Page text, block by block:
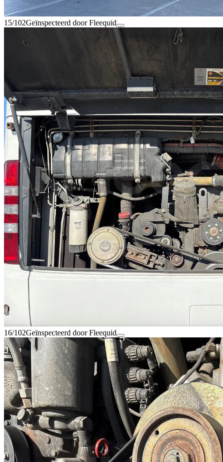
15/102Geïnspecteerd door Fleequid
16/102Geïnspecteerd door Fleequid